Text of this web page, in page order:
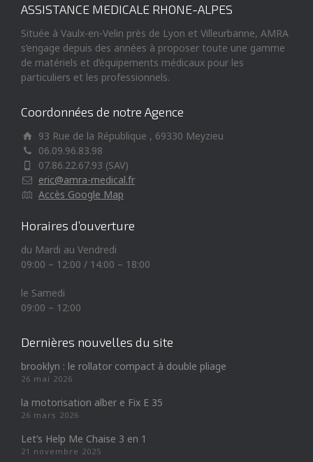
ASSISTANCE MEDICALE RHONE-ALPES
Située à Vaulx-en-Velin près de Lyon et Villeurbanne, AMRA
s’engage depuis des années à proposer toute une gamme
de matériels et d’équipements médicaux pour les
particuliers et les professionnels.
Coordonnées de notre Agence
93 Rue de la République , 69330 Meyzieu
06.09.96.83.98
07.86.22.67.93 (SAV)
eric@amra-medical.fr
Accès Google Map
Horaires d’ouverture
du Mardi au Vendredi
09:00 – 12:00 / 14:00 – 18:00
le Samedi
09:00 – 12:00
Dernières nouvelles du site
brooklyn : le rollator compact à double pliage
26 mai 2026
la motorisation alber e Fix E 35
26 mars 2026
Let’s Help Me Chaise 3 en 1
21 novembre 2025